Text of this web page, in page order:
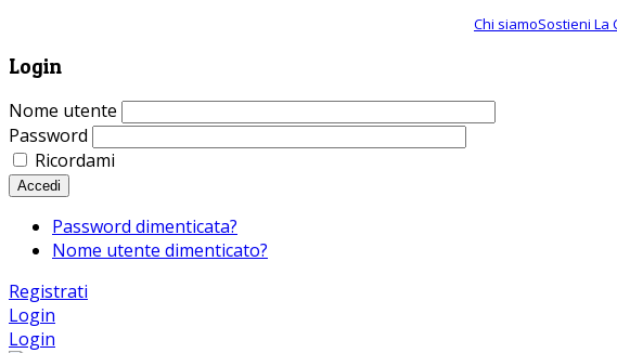
Chi siamoSostieni La
Login
Nome utente
Password
Ricordami
Accedi
Password dimenticata?
Nome utente dimenticato?
Registrati
Login
Login